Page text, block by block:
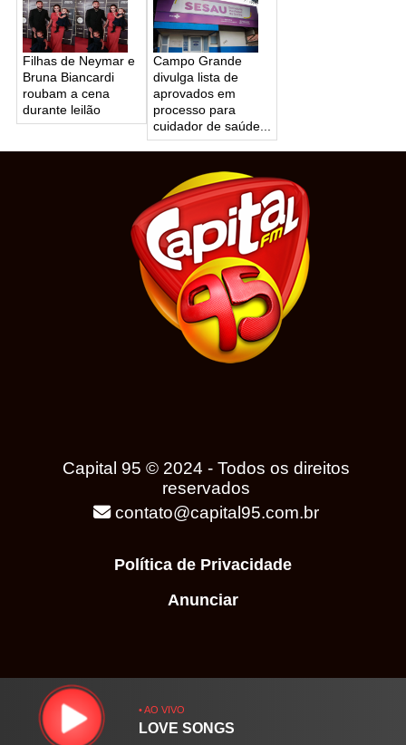
Filhas de Neymar e
Bruna Biancardi
roubam a cena
durante leilão
Campo Grande
divulga lista de
aprovados em
processo para
cuidador de saúde...
• AO VIVO
LOVE SONGS
Capital 95 © 2024 - Todos os direitos
reservados
contato@capital95.com.br
Política de Privacidade
Anunciar